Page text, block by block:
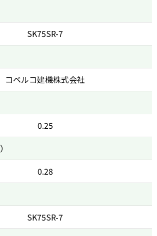
SK75SR-7
コベルコ建機株式会社
0.25
0.28
SK75SR-7